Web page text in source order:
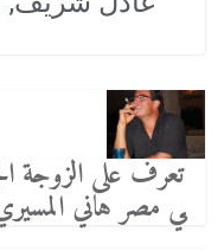
تعرف على الزوجة
ي مصر هاني